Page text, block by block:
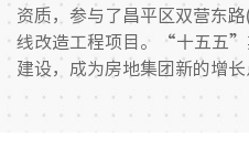
资质，参与了昌平区双营东
线改造工程项目。“十五五”
建设，成为房地集团新的增长